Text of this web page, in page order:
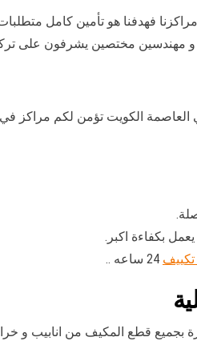
فهدفنا هو تأمين كامل
مهندسين مختصين يشرفون على
العاصمة الكويت تؤمن لكم مراكز
بكفاءة اكبر.
خبرة بجميع قطع المكيف من